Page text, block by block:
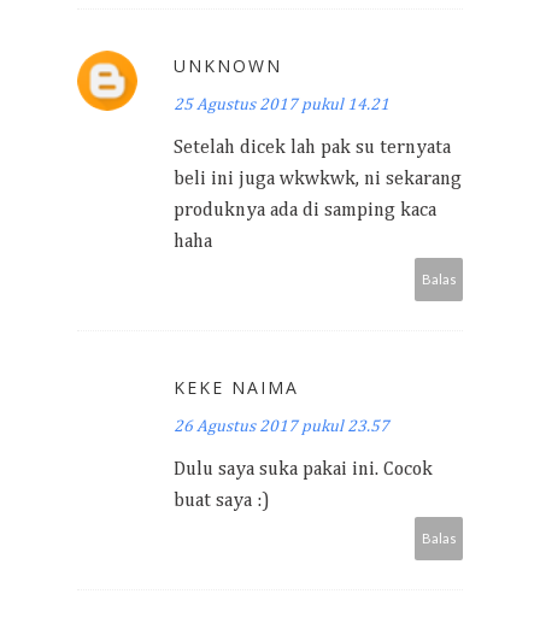
UNKNOWN
25 Agustus 2017 pukul 14.21
Setelah dicek lah pak su ternyata
beli ini juga wkwkwk, ni sekarang
produknya ada di samping kaca
haha
Balas
KEKE NAIMA
26 Agustus 2017 pukul 23.57
Dulu saya suka pakai ini. Cocok
buat saya :)
Balas